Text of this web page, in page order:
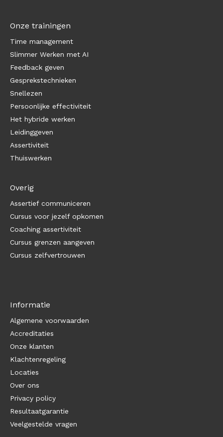
Onze trainingen
Time management
Slimmer Werken met AI
Feedback geven
Gesprekstechnieken
Snellezen
Persoonlijke effectiviteit
Het hybride werken
Leidinggeven
Assertiviteit
Thuiswerken
Overig
Assertief communiceren
Cursus voor jezelf opkomen
Coaching assertiviteit
Cursus grenzen aangeven
Cursus zelfvertrouwen
Informatie
Algemene voorwaarden
Accreditaties
Onze klanten
Klachtenregeling
Locaties
Over ons
Privacy policy
Resultaatgarantie
Veelgestelde vragen